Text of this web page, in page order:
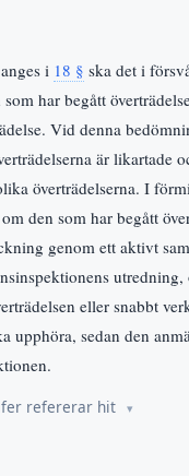
i 18 § ska det i
har begått
Vid denna
är likartade
överträdelserna. I
den som har begått
genom ett aktivt
utredning,
eller snabbt
upphöra, sedan den
refererar hit